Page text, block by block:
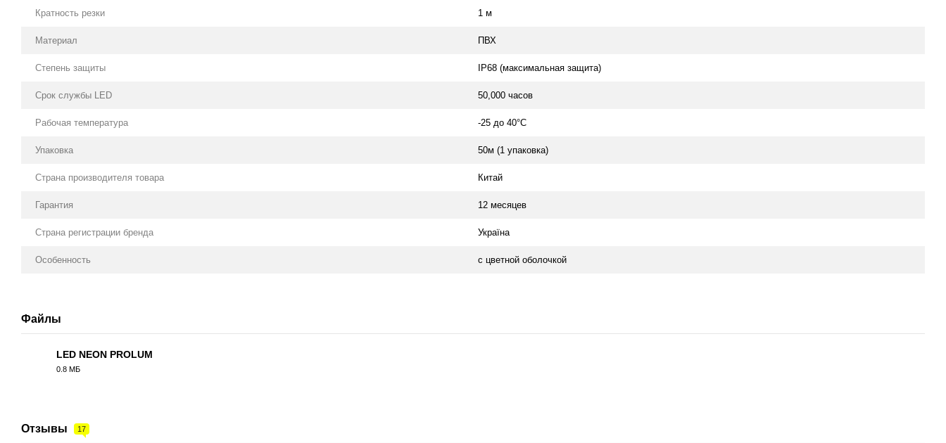
Кратность резки 1 м
Материал ПВХ
Степень защиты IP68 (максимальная защита)
Срок службы LED 50,000 часов
Рабочая температура -25 до 40°С
Упаковка 50м (1 упаковка)
Страна производителя товара Китай
Гарантия 12 месяцев
Страна регистрации бренда Україна
Особенность с цветной оболочкой
Файлы
LED NEON PROLUM
0.8 МБ
Отзывы 17